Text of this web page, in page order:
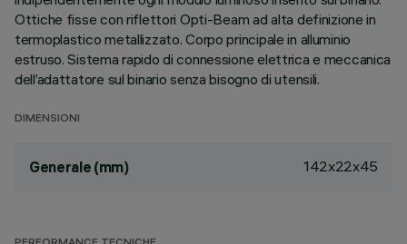
Ottiche fisse con riflettori Opti-Beam ad alta definizione in
termoplastico metallizzato. Corpo principale in alluminio
estruso. Sistema rapido di connessione elettrica e meccanica
dell’adattatore sul binario senza bisogno di utensili.
DIMENSIONI
Generale (mm) 142x22x45